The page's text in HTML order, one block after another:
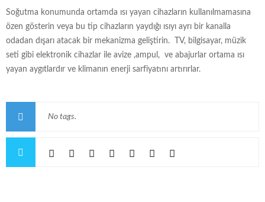
Soğutma konumunda ortamda ısı yayan cihazların kullanılmamasına
özen gösterin veya bu tip cihazların yaydığı ısıyı ayrı bir kanalla
odadan dışarı atacak bir mekanizma geliştirin. TV, bilgisayar, müzik
seti gibi elektronik cihazlar ile avize ,ampul, ve abajurlar ortama ısı
yayan aygıtlardır ve klimanın enerji sarfiyatını artırırlar.
No tags.